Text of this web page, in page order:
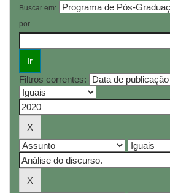
Buscar em:
por
Filtros correntes: